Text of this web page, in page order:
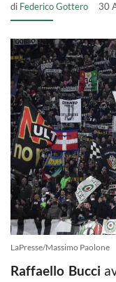
di Federico Gottero 30
LaPresse/Massimo Paolone
Raffaello Bucci